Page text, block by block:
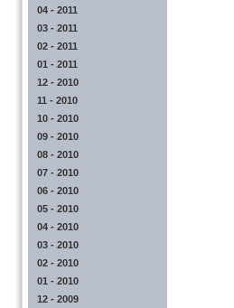
04 - 2011
03 - 2011
02 - 2011
01 - 2011
12 - 2010
11 - 2010
10 - 2010
09 - 2010
08 - 2010
07 - 2010
06 - 2010
05 - 2010
04 - 2010
03 - 2010
02 - 2010
01 - 2010
12 - 2009